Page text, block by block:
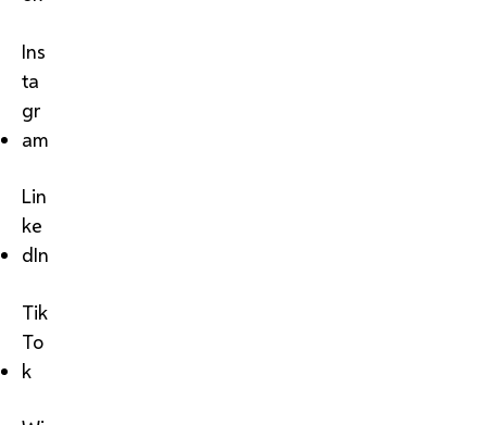
Ins
ta
gr
am
Lin
ke
dIn
Tik
To
k